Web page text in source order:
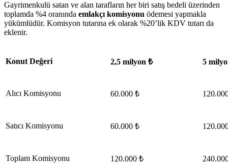
Gayrimenkulü satan ve alan tarafların her biri satış bedeli üzerinden
toplamda %4 oranında emlakçı komisyonu ödemesi yapmakla
yükümlüdür. Komisyon tutarına ek olarak %20’lik KDV tutarı da
eklenir.
Konut Değeri 2,5 milyon ₺ 5
Alıcı Komisyonu 60.000 ₺
Satıcı Komisyonu 60.000 ₺
Toplam Komisyonu 120.000 ₺